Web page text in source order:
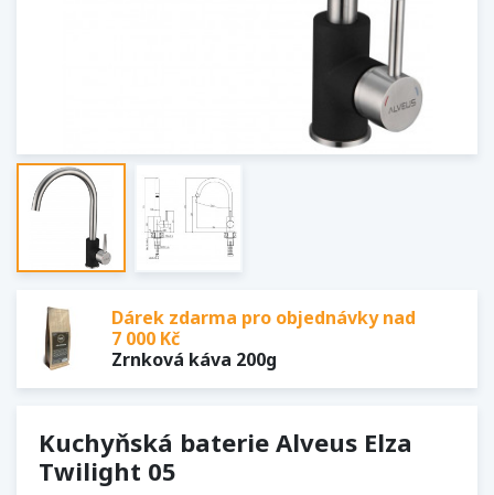
Dárek zdarma pro objednávky nad
7 000 Kč
Zrnková káva 200g
Kuchyňská baterie Alveus Elza
Twilight 05